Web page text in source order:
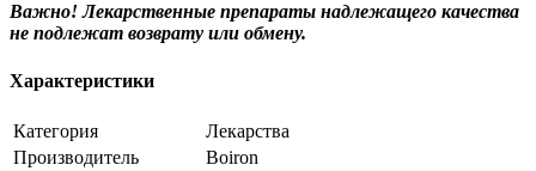
Важно! Лекарственные препараты надлежащего качества
не подлежат возврату или обмену.
Характеристики
Категория
Лекарства
Производитель
Boiron